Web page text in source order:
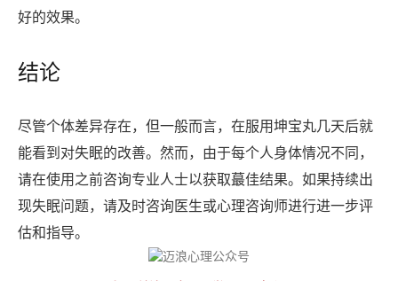
好的效果。
结论
尽管个体差异存在，但一般而言，在服用坤宝丸几天后就
能看到对失眠的改善。然而，由于每个人身体情况不同，
请在使用之前咨询专业人士以获取蕞佳结果。如果持续出
现失眠问题，请及时咨询医生或心理咨询师进行进一步评
估和指导。